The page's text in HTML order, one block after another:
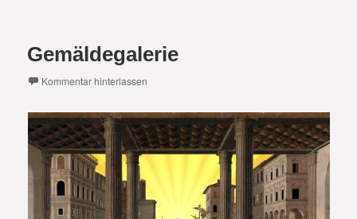
Gemäldegalerie
Kommentar hinterlassen